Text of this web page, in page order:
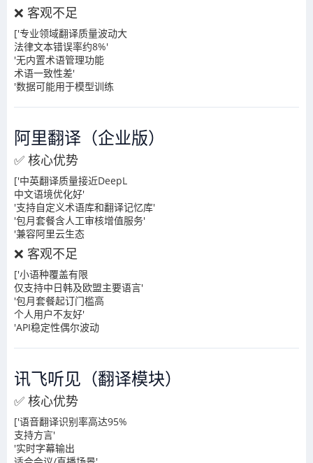
❌ 客观不足
['专业领域翻译质量波动大
法律文本错误率约8%'
'无内置术语管理功能
术语一致性差'
'数据可能用于模型训练
阿里翻译（企业版）
✅ 核心优势
['中英翻译质量接近DeepL
中文语境优化好'
'支持自定义术语库和翻译记忆库'
'包月套餐含人工审核增值服务'
'兼容阿里云生态
❌ 客观不足
['小语种覆盖有限
仅支持中日韩及欧盟主要语言'
'包月套餐起订门槛高
个人用户不友好'
'API稳定性偶尔波动
讯飞听见（翻译模块）
✅ 核心优势
['语音翻译识别率高达95%
支持方言'
'实时字幕输出